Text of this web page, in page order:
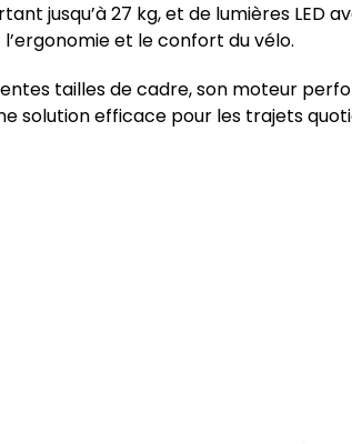
jusqu’à 27 kg, et de lumières LED
et le confort du vélo.
tailles de cadre, son moteur
solution efficace pour les trajets